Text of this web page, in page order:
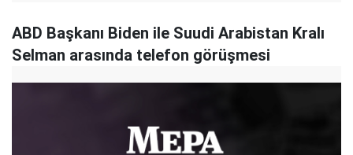
ABD Başkanı Biden ile Suudi Arabistan Kralı
Selman arasında telefon görüşmesi